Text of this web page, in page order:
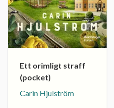
Ett orimligt straff
(pocket)
Carin Hjulström